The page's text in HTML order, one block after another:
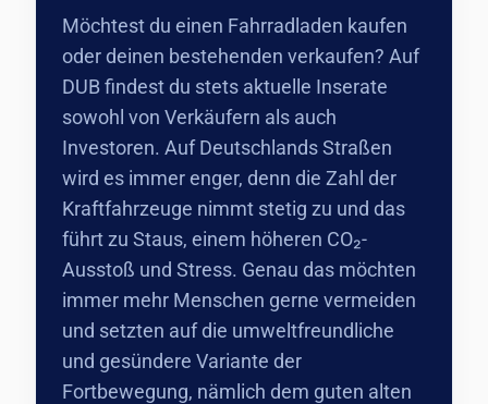
Möchtest du einen Fahrradladen kaufen
oder deinen bestehenden verkaufen? Auf
DUB findest du stets aktuelle Inserate
sowohl von Verkäufern als auch
Investoren. Auf Deutschlands Straßen
wird es immer enger, denn die Zahl der
Kraftfahrzeuge nimmt stetig zu und das
führt zu Staus, einem höheren CO₂-
Ausstoß und Stress. Genau das möchten
immer mehr Menschen gerne vermeiden
und setzten auf die umweltfreundliche
und gesündere Variante der
Fortbewegung, nämlich dem guten alten